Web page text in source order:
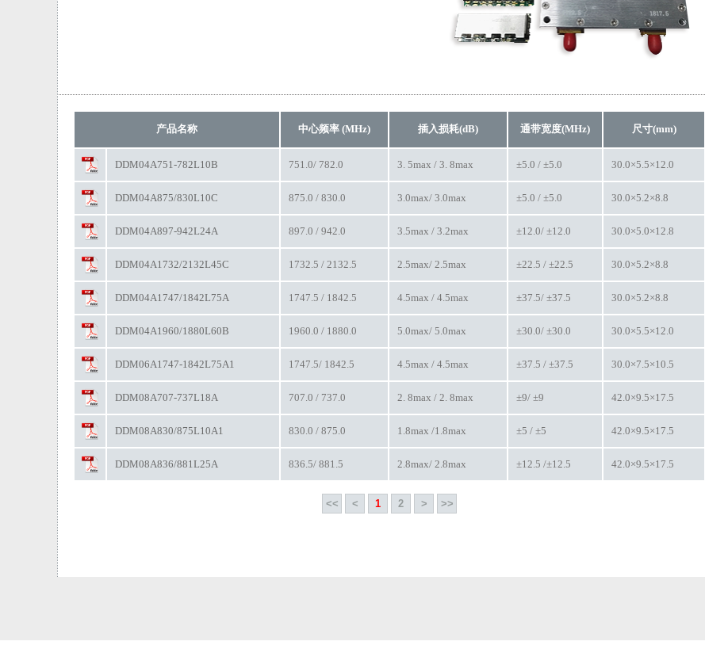
产品名称 中心频率 (MHz) 插入损耗(dB) 通带宽度(MHz) 尺寸(mm)
DDM04A751-782L10B 751.0/ 782.0 3. 5max / 3. 8max ±5.0 / ±5.0 30.0×5.5×12.0
DDM04A875/830L10C 875.0 / 830.0 3.0max/ 3.0max ±5.0 / ±5.0 30.0×5.2×8.8
DDM04A897-942L24A 897.0 / 942.0 3.5max / 3.2max ±12.0/ ±12.0 30.0×5.0×12.8
DDM04A1732/2132L45C 1732.5 / 2132.5 2.5max/ 2.5max ±22.5 / ±22.5 30.0×5.2×8.8
DDM04A1747/1842L75A 1747.5 / 1842.5 4.5max / 4.5max ±37.5/ ±37.5 30.0×5.2×8.8
DDM04A1960/1880L60B 1960.0 / 1880.0 5.0max/ 5.0max ±30.0/ ±30.0 30.0×5.5×12.0
DDM06A1747-1842L75A1 1747.5/ 1842.5 4.5max / 4.5max ±37.5 / ±37.5 30.0×7.5×10.5
DDM08A707-737L18A 707.0 / 737.0 2. 8max / 2. 8max ±9/ ±9 42.0×9.5×17.5
DDM08A830/875L10A1 830.0 / 875.0 1.8max /1.8max ±5 / ±5 42.0×9.5×17.5
DDM08A836/881L25A 836.5/ 881.5 2.8max/ 2.8max ±12.5 /±12.5 42.0×9.5×17.5
<< < 1 2 > >>